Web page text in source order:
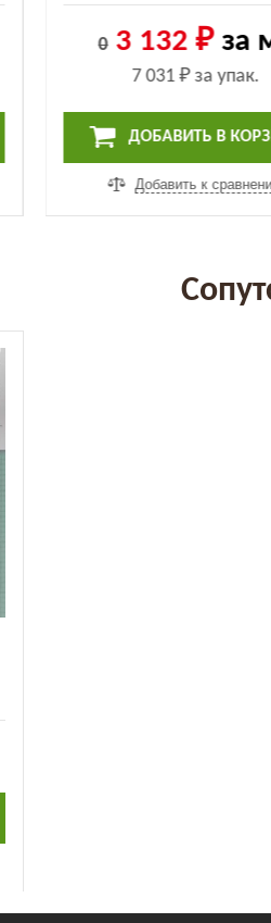
0 3 132 ₽за
7 031 ₽за упак.
ДОБАВИТЬ В
Добавить к